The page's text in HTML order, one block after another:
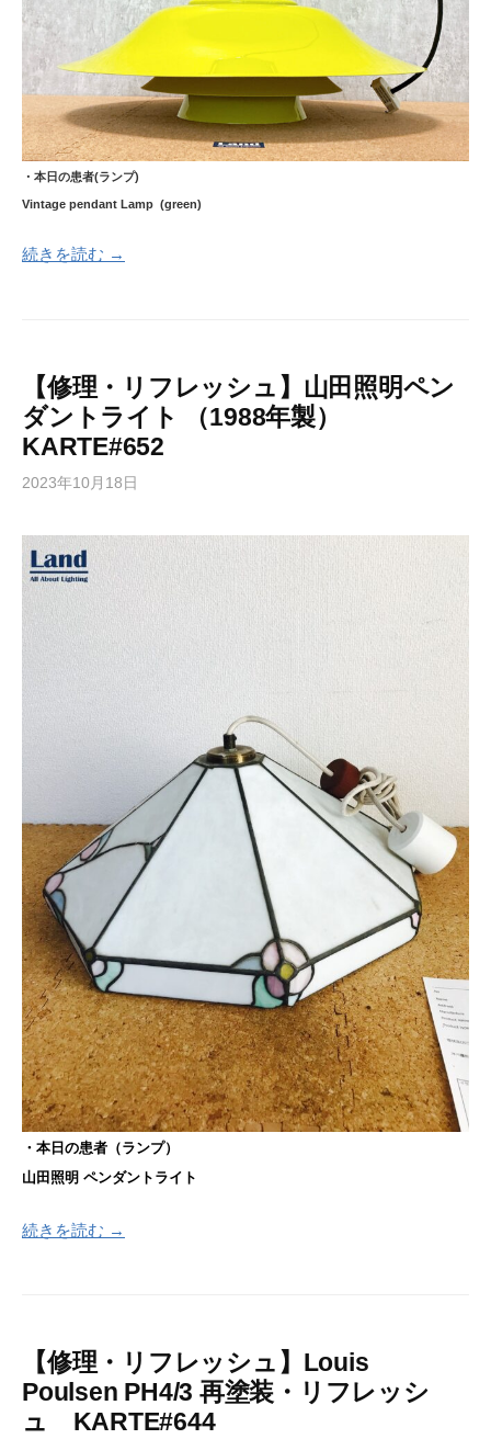
・本日の患者(ランプ)
Vintage pendant Lamp (green)
続きを読む →
【修理・リフレッシュ】山田照明ペン
ダントライト （1988年製）
KARTE#652
2023年10月18日
・本日の患者（ランプ）
山田照明 ペンダントライト
続きを読む →
【修理・リフレッシュ】Louis
Poulsen PH4/3 再塗装・リフレッシ
ュ KARTE#644